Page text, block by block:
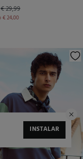
€ 29,99
€ 24,00
INSTALAR